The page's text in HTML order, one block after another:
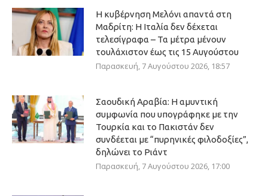
Η κυβέρνηση Μελόνι απαντά στη
Μαδρίτη: Η Ιταλία δεν δέχεται
τελεσίγραφα – Τα μέτρα μένουν
τουλάχιστον έως τις 15 Αυγούστου
Παρασκευή, 7 Αυγούστου 2026, 18:57
Σαουδική Αραβία: Η αμυντική
συμφωνία που υπογράφηκε με την
Τουρκία και το Πακιστάν δεν
συνδέεται με “πυρηνικές φιλοδοξίες”,
δηλώνει το Ριάντ
Παρασκευή, 7 Αυγούστου 2026, 17:00